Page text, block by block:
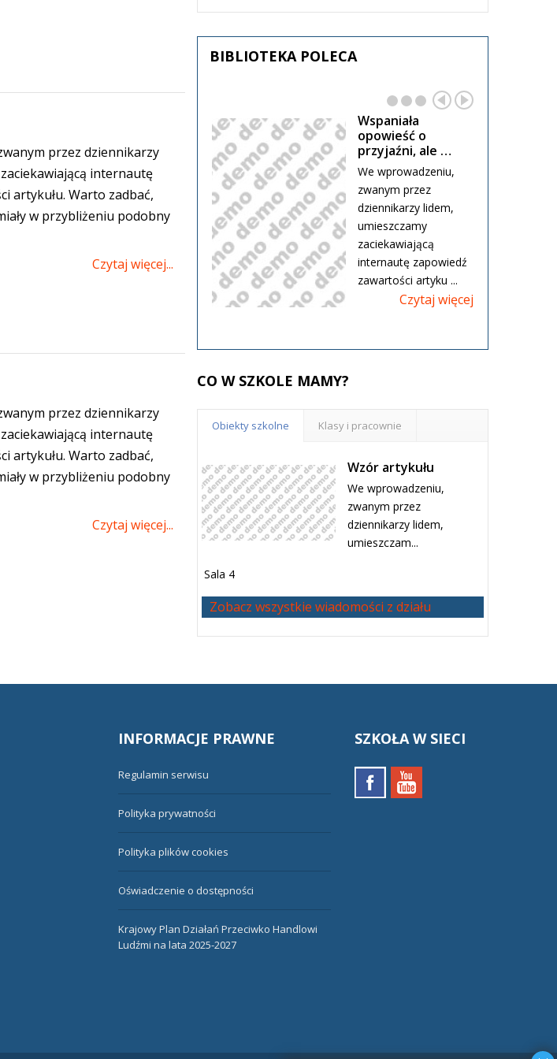
przez dziennikarzy
internautę
artykułu. Warto zadbać,
w przybliżeniu podobny
Czytaj więcej...
przez dziennikarzy
internautę
artykułu. Warto zadbać,
w przybliżeniu podobny
Czytaj więcej...
BIBLIOTEKA POLECA
Wspaniała
opowieść o
przyjaźni, ale …
We wprowadzeniu,
zwanym przez
dziennikarzy lidem,
umieszczamy
zaciekawiającą
internautę zapowiedź
zawartości artyku ...
Czytaj więcej
CO W SZKOLE MAMY?
Obiekty szkolne Klasy i pracownie
Wzór artykułu
We wprowadzeniu,
zwanym przez
dziennikarzy lidem,
umieszczam...
Sala 4
Zobacz wszystkie wiadomości z działu
We wprowadzeniu,
dziennikarzy lidem,
wiadomości z działu
INFORMACJE PRAWNE
Regulamin serwisu
Polityka prywatności
Polityka plików cookies
Oświadczenie o dostępności
Krajowy Plan Działań Przeciwko Handlowi
Ludźmi na lata 2025-2027
SZKOŁA W SIECI